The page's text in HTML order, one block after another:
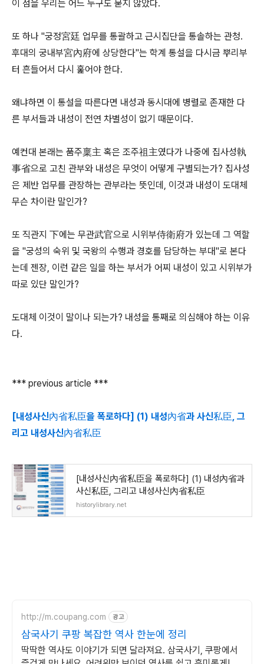
이 점을 우리는 어느 누구도 묻지 않았다.
또 하나 "궁정宮廷 업무를 통괄하고 근시집단을 통솔하는 관청.
후대의 궁내부宮內府에 상당한다"는 학계 통설을 다시금 뿌리부
터 흔들어서 다시 훑어야 한다.
왜냐하면 이 통설을 따른다면 내성과 동시대에 병렬로 존재한 다
른 부서들과 내성이 전연 차별성이 없기 때문이다.
예컨대 본래는 품주稟主 혹은 조주祖主였다가 나중에 집사성執
事省으로 고친 관부와 내성은 무엇이 어떻게 구별되는가? 집사성
은 제반 업무를 관장하는 관부라는 뜻인데, 이것과 내성이 도대체
무슨 차이란 말인가?
또 직관지 下에는 무관武官으로 시위부侍衛府가 있는데 그 역할
을 "궁성의 숙위 및 국왕의 수행과 경호를 담당하는 부대"로 본다
는데 젠장, 이런 같은 일을 하는 부서가 어찌 내성이 있고 시위부가
따로 있단 말인가?
도대체 이것이 말이나 되는가? 내성을 통째로 의심해야 하는 이유
다.
*** previous article ***
[내성사신內省私臣을 폭로하다] (1) 내성內省과 사신私臣, 그
리고 내성사신內省私臣
[내성사신內省私臣을 폭로하다] (1) 내성內省과
사신私臣, 그리고 내성사신內省私臣
historylibrary.net
http://m.coupang.com 광고
삼국사기 쿠팡 복잡한 역사 한눈에 정리
딱딱한 역사도 이야기가 되면 달라져요. 삼국사기, 쿠팡에서